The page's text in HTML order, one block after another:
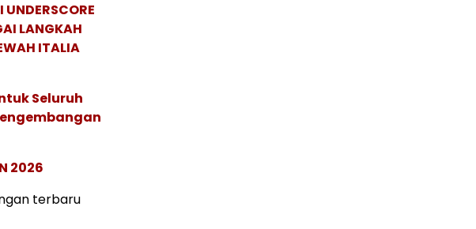
LANGKAH
ITALIA
Seluruh
2026
terbaru